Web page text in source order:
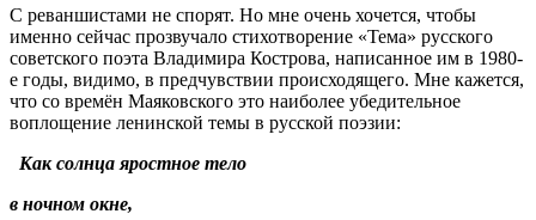
С реваншистами не спорят. Но мне очень хочется, чтобы
именно сейчас прозвучало стихотворение «Тема» русского
советского поэта Владимира Кострова, написанное им в 1980-
е годы, видимо, в предчувствии происходящего. Мне кажется,
что со времён Маяковского это наиболее убедительное
воплощение ленинской темы в русской поэзии:
Как солнца яростное тело
в ночном окне,